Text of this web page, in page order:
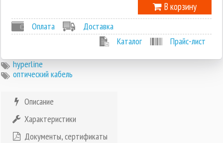
В корзину
Оплата
Доставка
Каталог
Прайс-лист
hyperline
оптический кабель
Описание
Характеристики
Документы, сертификаты